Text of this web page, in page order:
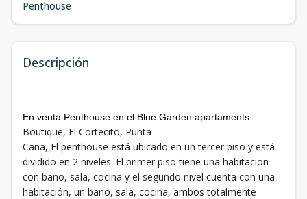
Penthouse
Descripción
En venta Penthouse en el Blue Garden apartaments
Boutique, El Cortecito, Punta
Cana, El penthouse está ubicado en un tercer piso y está
dividido en 2 niveles. El primer piso tiene una habitacion
con baño, sala, cocina y el segundo nivel cuenta con una
habitación, un baño, sala, cocina, ambos totalmente